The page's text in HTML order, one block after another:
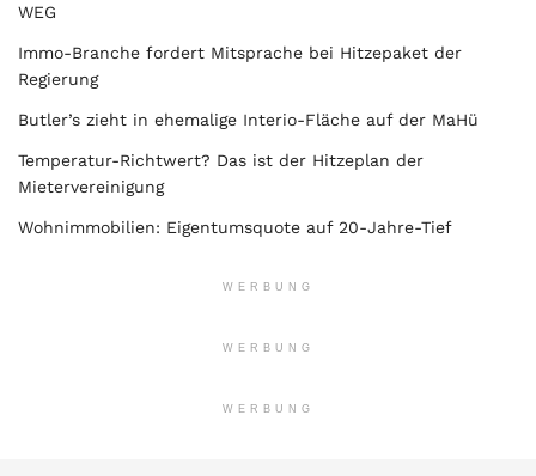
WEG
Immo-Branche fordert Mitsprache bei Hitzepaket der
Regierung
Butler’s zieht in ehemalige Interio-Fläche auf der MaHü
Temperatur-Richtwert? Das ist der Hitzeplan der
Mietervereinigung
Wohnimmobilien: Eigentumsquote auf 20-Jahre-Tief
WERBUNG
WERBUNG
WERBUNG